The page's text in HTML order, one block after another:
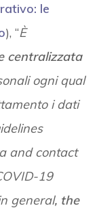
le
), “È
centralizzata
ogni qual
i dati
and contact
19
general, the